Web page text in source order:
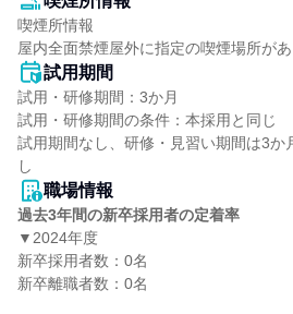
喫煙所情報
屋内全面禁煙屋外に指定の喫煙場所が
試用期間
試用・研修期間：3か月
試用・研修期間の条件：本採用と同じ
試用期間なし、研修・見習い期間は3
職場情報
過去3年間の新卒採用者の定着率
▼2024年度
新卒採用者数：0名
新卒離職者数：0名